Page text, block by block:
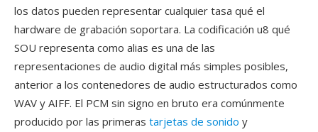
los datos pueden representar cualquier tasa qué el
hardware de grabación soportara. La codificación u8 qué
SOU representa como alias es una de las
representaciones de audio digital más simples posibles,
anterior a los contenedores de audio estructurados como
WAV y AIFF. El PCM sin signo en bruto era comúnmente
producido por las primeras tarjetas de sonido y